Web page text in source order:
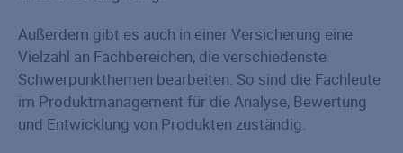
Außerdem gibt es auch in einer Versicherung eine
Vielzahl an Fachbereichen, die verschiedenste
Schwerpunkthemen bearbeiten. So sind die Fachleute
im Produktmanagement für die Analyse, Bewertung
und Entwicklung von Produkten zuständig.